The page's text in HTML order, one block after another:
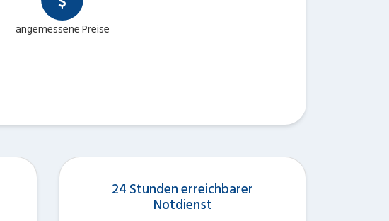
angemessene Preise
24 Stunden erreichbarer
Notdienst